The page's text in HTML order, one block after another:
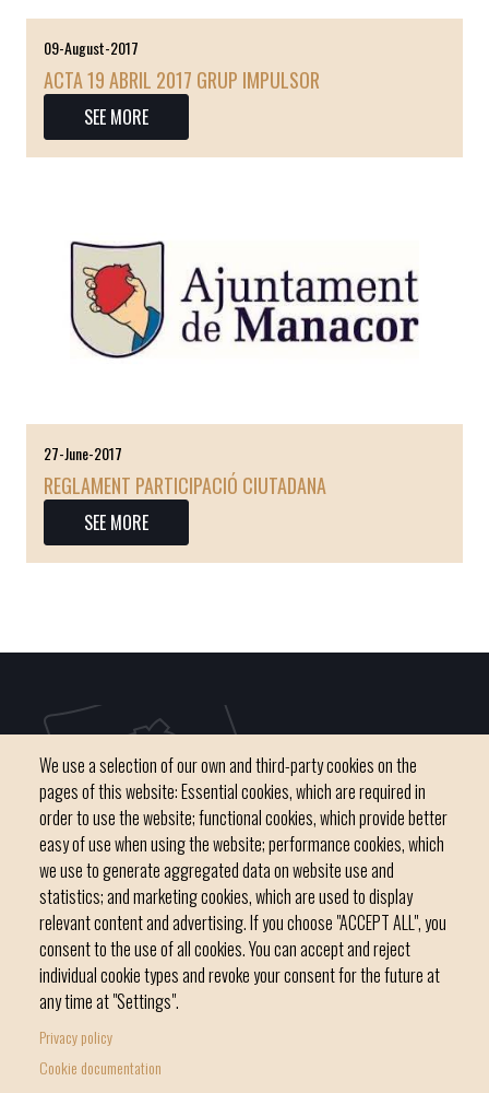
09-August-2017
ACTA 19 ABRIL 2017 GRUP IMPULSOR
SEE MORE
27-June-2017
REGLAMENT PARTICIPACIÓ CIUTADANA
SEE MORE
Footer
Home
C / del Convent, s/n 07500 Manacor
Phone 971 84 91 00 - CIF: P0703300D
We use a selection of our own and third-party cookies on the
pages of this website: Essential cookies, which are required in
order to use the website; functional cookies, which provide better
easy of use when using the website; performance cookies, which
we use to generate aggregated data on website use and
statistics; and marketing cookies, which are used to display
relevant content and advertising. If you choose "ACCEPT ALL", you
consent to the use of all cookies. You can accept and reject
individual cookie types and revoke your consent for the future at
any time at "Settings".
Privacy policy
Cookie documentation